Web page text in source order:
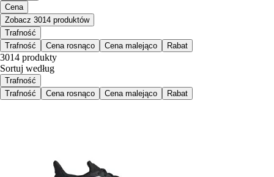
Cena
Zobacz 3014 produktów
Trafność
Trafność
Cena rosnąco Cena malejąco Rabat
3014 produkty
Sortuj według
Trafność
Trafność
Cena rosnąco Cena malejąco Rabat